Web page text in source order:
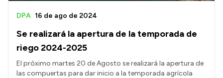
Se realizará la apertura de la temporada de
riego 2024-2025
DPA 16 de ago de 2024
El próximo martes 20 de Agosto se realizará la apertura de
las compuertas para dar inicio a la temporada agrícola